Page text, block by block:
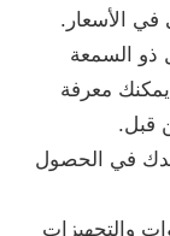
في الأسعار.
ذو السمعة
يمكنك معرفة
قبل.
في الحصول
والتجهيزات